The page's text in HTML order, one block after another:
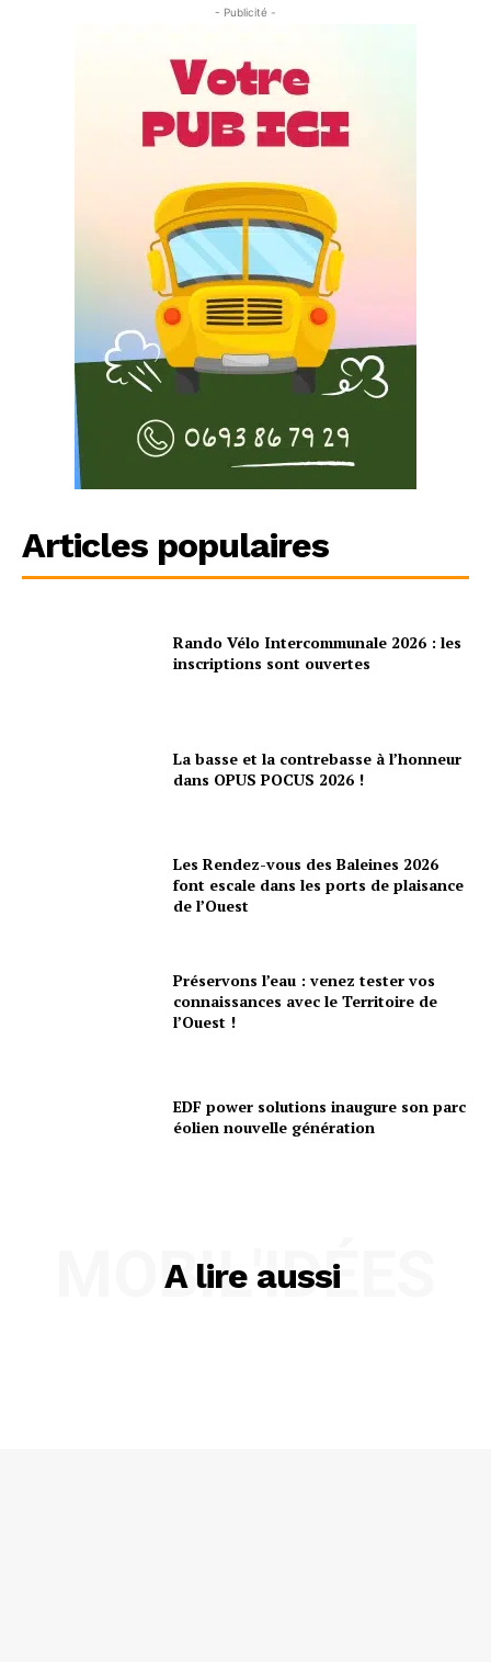
- Publicité -
Articles populaires
Rando Vélo Intercommunale 2026 : les
inscriptions sont ouvertes
La basse et la contrebasse à l’honneur
dans OPUS POCUS 2026 !
Les Rendez-vous des Baleines 2026
font escale dans les ports de plaisance
de l’Ouest
Préservons l’eau : venez tester vos
connaissances avec le Territoire de
l’Ouest !
EDF power solutions inaugure son parc
éolien nouvelle génération
A lire aussi
MOBIL'IDÉES